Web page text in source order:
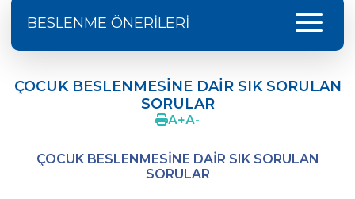
BESLENME ÖNERİLERİ menu
ÇOCUKLUK ÇAĞI OBEZİTESİ
ÇOCUK BESLENMESİNE DAİR SIK SORULAN
ÇÖLYAK HASTALIĞI NEDİR?
ÇOCUK BESLENMESİNE DAİR SIK SORULAN
SORULAR
A+A-
ÇOCUK BESLENMESİNE DAİR SIK SORULAN
SORULAR